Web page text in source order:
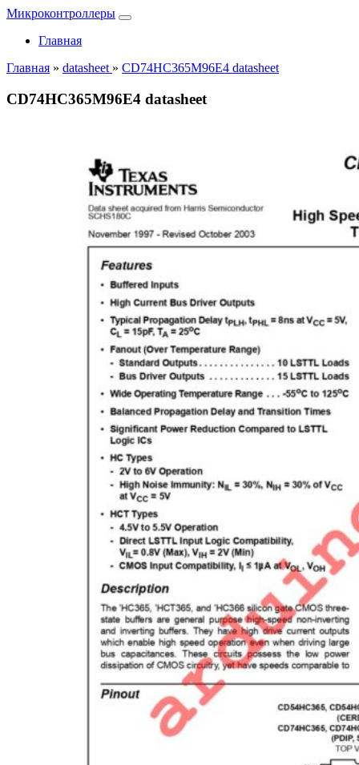
Микроконтроллеры
Главная
Главная » datasheet » CD74HC365M96E4 datasheet
CD74HC365M96E4 datasheet